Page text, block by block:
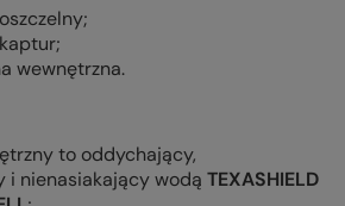
wewnętrzna.
to oddychający,
i nienasiakający wodą TEXASHIELD